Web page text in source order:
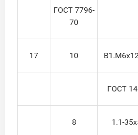
ГОСТ 7796-
70
17 10
ГОСТ
8 1.1-